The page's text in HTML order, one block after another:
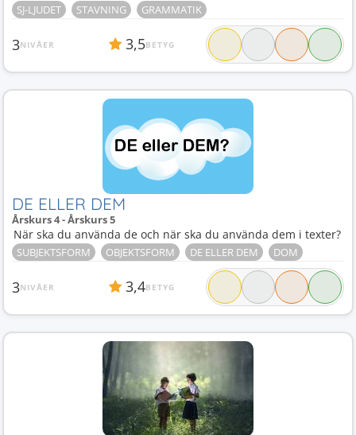
SJ-LJUDET STAVNING GRAMMATIK
3NIVÅER 3,5BETYG
DE ELLER DEM
Årskurs 4 - Årskurs 5
När ska du använda de och när ska du använda dem i texter?
SUBJEKTSFORM OBJEKTSFORM DE ELLER DEM DOM
3NIVÅER 3,4BETYG